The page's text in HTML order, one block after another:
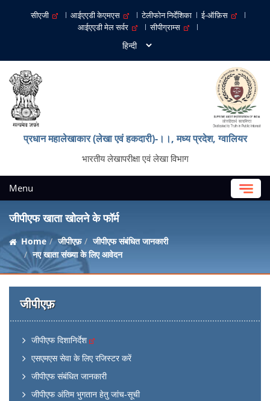
सीएजी आईएएडी केएमएस टेलीफोन निर्देशिका
ई-ऑफ़िस
आईएएडी मेल सर्वर
सीपीग्राम्स
प्रधान महालेखाकार (लेखा एवं हकदारी)-।।, मध्‍य प्रदेश, ग्‍वालियर
भारतीय लेखापरीक्षा एवं लेखा विभाग
Menu
जीपीएफ खाता खोलने के फॉर्म
Home जीपीएफ़
जीपीएफ संबंधित जानकारी
नए खाता संख्या के लिए आवेदन
जीपीएफ़
जीपीएफ दिशानिर्देश
एसएमएस सेवा के लिए रजिस्टर करें
जीपीएफ संबंधित जानकारी
जीपीएफ अंतिम भुगतान हेतु जांच-सूची